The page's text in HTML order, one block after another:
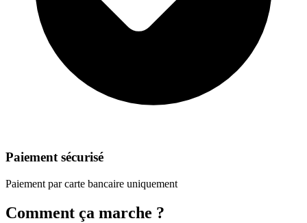
Paiement sécurisé
Paiement par carte bancaire uniquement
Comment ça marche ?